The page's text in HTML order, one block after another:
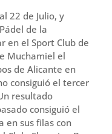
22 de Julio, y
de la
en el Sport Club de
Muchamiel el
de Alicante en
consiguió el tercer
resultado
consiguió el
en sus filas con